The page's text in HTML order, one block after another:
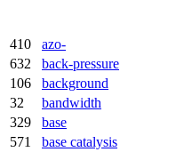
410 azo-
632
back-pressure
106
background
32
bandwidth
329
base
571
base catalysis